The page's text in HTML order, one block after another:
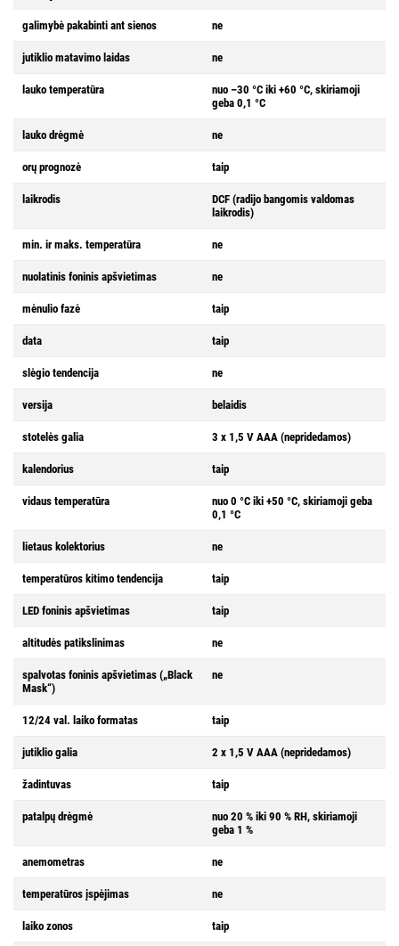
galimybė pakabinti ant sienos ne
jutiklio matavimo laidas ne
lauko temperatūra
nuo –30 °C iki +60 °C, skiriamoji
geba 0,1 °C
lauko drėgmė ne
orų prognozė taip
laikrodis
DCF (radijo bangomis valdomas
laikrodis)
min. ir maks. temperatūra ne
nuolatinis foninis apšvietimas ne
mėnulio fazė taip
data taip
slėgio tendencija ne
versija belaidis
stotelės galia 3 x 1,5 V AAA (nepridedamos)
kalendorius taip
vidaus temperatūra
nuo 0 °C iki +50 °C, skiriamoji geba
0,1 °C
lietaus kolektorius ne
temperatūros kitimo tendencija taip
LED foninis apšvietimas taip
altitudės patikslinimas ne
spalvotas foninis apšvietimas („Black
Mask“)
ne
12/24 val. laiko formatas taip
jutiklio galia 2 x 1,5 V AAA (nepridedamos)
žadintuvas taip
patalpų drėgmė
nuo 20 % iki 90 % RH, skiriamoji
geba 1 %
anemometras ne
temperatūros įspėjimas ne
laiko zonos taip